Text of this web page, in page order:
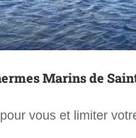
Marins de
vous et limiter